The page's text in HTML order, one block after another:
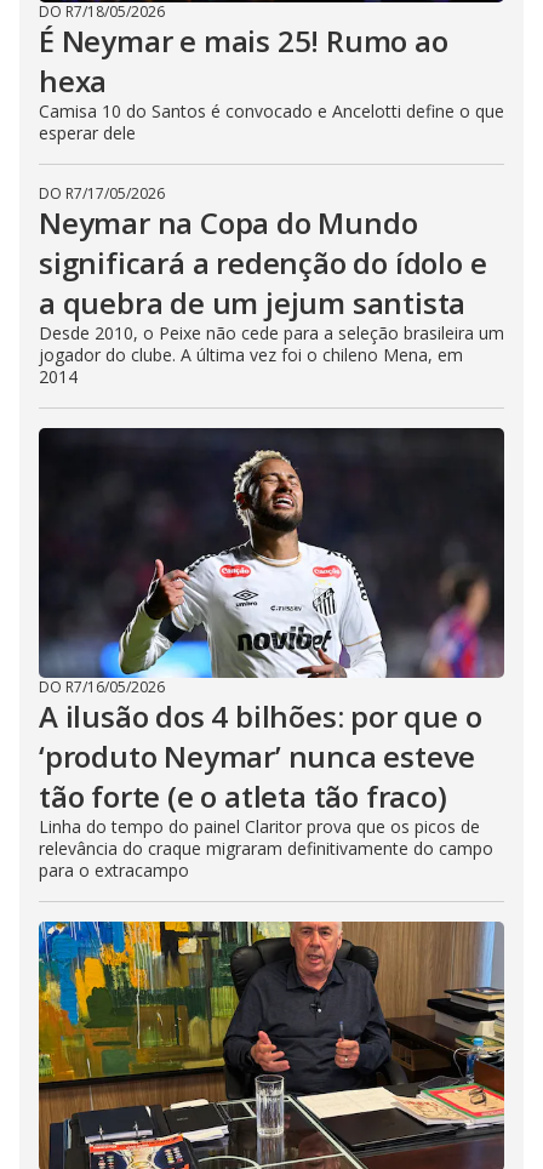
DO R7/18/05/2026
É Neymar e mais 25! Rumo ao
hexa
Camisa 10 do Santos é convocado e Ancelotti define o que
esperar dele
DO R7/17/05/2026
Neymar na Copa do Mundo
significará a redenção do ídolo e
a quebra de um jejum santista
Desde 2010, o Peixe não cede para a seleção brasileira um
jogador do clube. A última vez foi o chileno Mena, em
2014
DO R7/16/05/2026
A ilusão dos 4 bilhões: por que o
‘produto Neymar’ nunca esteve
tão forte (e o atleta tão fraco)
Linha do tempo do painel Claritor prova que os picos de
relevância do craque migraram definitivamente do campo
para o extracampo